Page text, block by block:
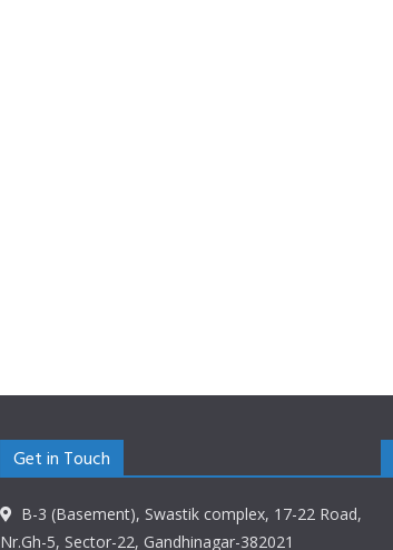
Get in Touch
B-3 (Basement), Swastik complex, 17-22 Road,
Nr.Gh-5, Sector-22, Gandhinagar-382021